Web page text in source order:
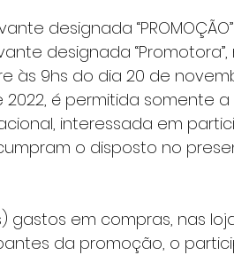
designada
designada “Promotora”,
às 9hs do dia 20 de
é permitida somente
interessada em
o disposto no
da promoção, o